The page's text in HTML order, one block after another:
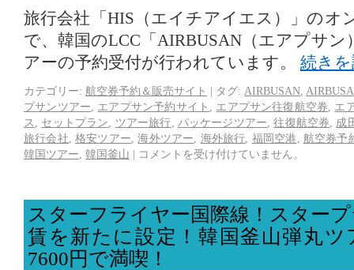
旅行会社「HIS（エイチアイエス）」のオ
で、韓国のLCC「AIRBUSAN（エアプサン
アーの予約受付が行われています。 続き
カテゴリー: 航空券予約＆販売サイト | タグ: AIRBUSAN
プサンツアー
エアプサン予約サイト エアプサン往復航空券
エ
ス
セットプラン ツアー旅行 パッケージツアー ,往復航空券
成
旅行会社 ,格安ツアー ,海外ツアー 海外旅行 福岡空港
航空券予
韓国ツアー 韓国釜山 | コメントを受け付けていません。
スターフライヤー国際線！スター
賃を新たに設定！韓国釜山弾丸ツ
7600円で満喫！